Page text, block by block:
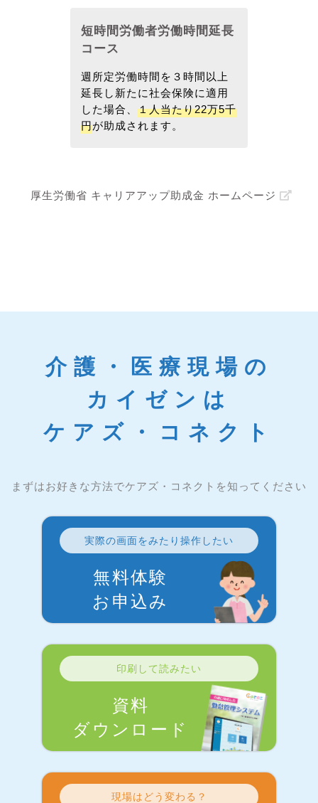
短時間労働者労働時間延長
コース
週所定労働時間を３時間以上
延長し新たに社会保険に適用
した場合、 １人当たり22万5千
円が助成されます。
厚生労働省 キャリアアップ助成金 ホームページ
介護・医療現場の
カイゼンは
ケアズ・コネクト
まずはお好きな方法でケアズ・コネクトを知ってください
実際の画面をみたり操作したい
無料体験
お申込み
印刷して読みたい
資料
ダウンロード
現場はどう変わる？